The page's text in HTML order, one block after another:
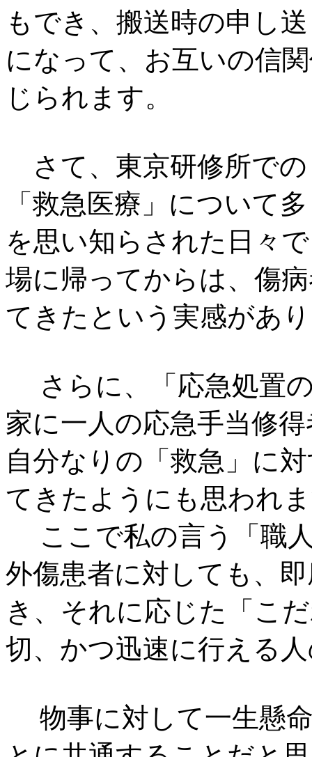
もでき、搬送時の申し
になって、お互いの信
じられます。
さて、東京研修所での
「救急医療」について
を思い知らされた日々
場に帰ってからは、傷
てきたという実感があ
さらに、「応急処置
家に一人の応急手当修
自分なりの「救急」に
てきたようにも思われ
ここで私の言う「職
外傷患者に対しても、
き、それに応じた「こ
切、かつ迅速に行える
物事に対して一生懸